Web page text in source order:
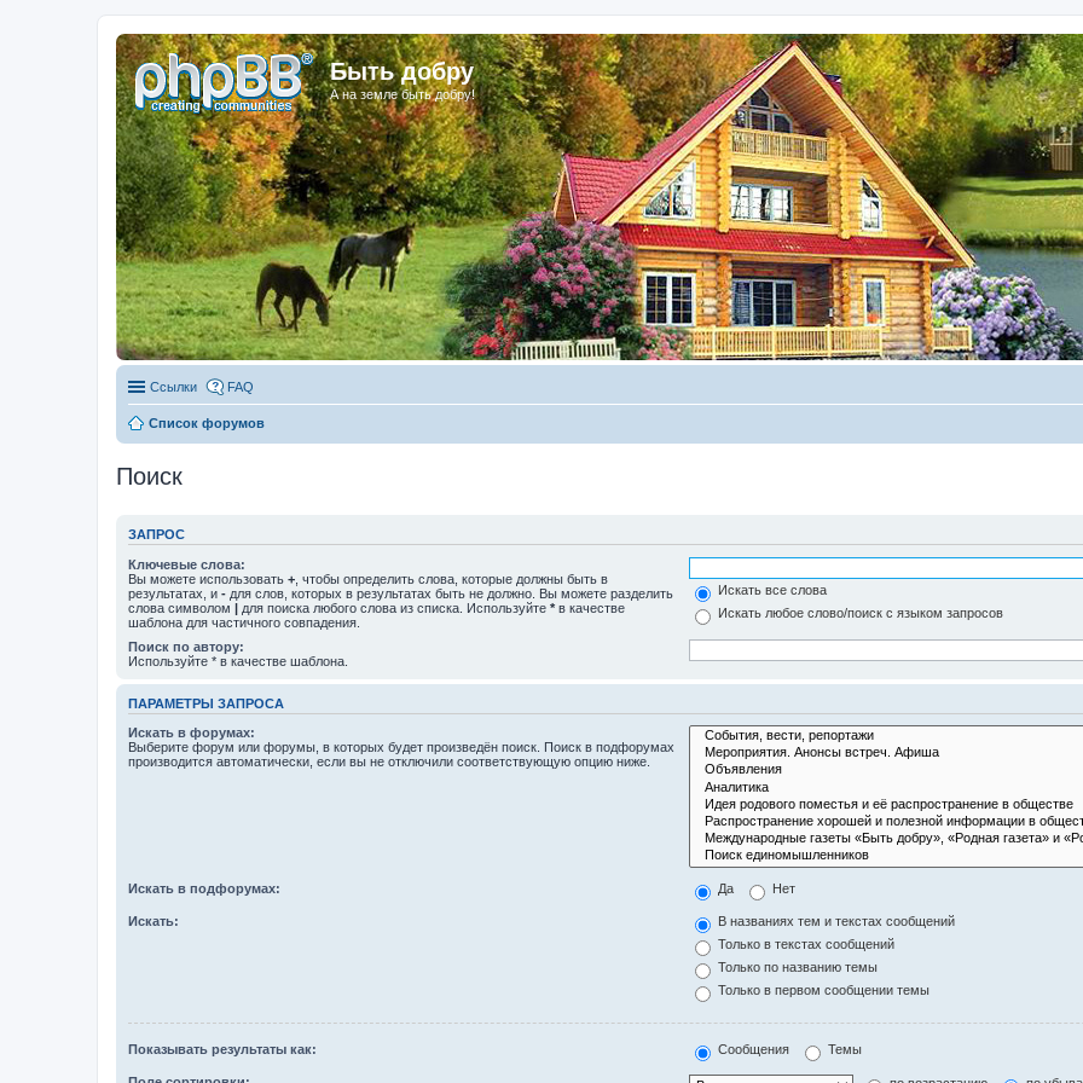
Быть добру
А на земле быть добру!
Ссылки FAQ
Список форумов
Поиск
ЗАПРОС
Ключевые слова:
Вы можете использовать + , чтобы определить слова, которые должны быть в
результатах, и - для слов, которых в результатах быть не должно. Вы можете разделить
слова символом | для поиска любого слова из списка. Используйте * в качестве
шаблона для частичного совпадения.
Искать все слова
Искать любое слово/поиск с языком запросов
Поиск по автору:
Используйте * в качестве шаблона.
ПАРАМЕТРЫ ЗАПРОСА
Искать в форумах:
Выберите форум или форумы, в которых будет произведён поиск. Поиск в подфорумах
производится автоматически, если вы не отключили соответствующую опцию ниже.
Искать в подфорумах: Да Нет
Искать:
В названиях тем и текстах сообщений
Только в текстах сообщений
Только по названию темы
Только в первом сообщении темы
Показывать результаты как: Сообщения Темы